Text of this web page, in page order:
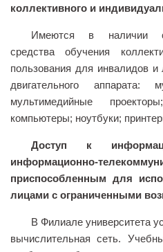
коллективного и
Имеются в наличии
средства обучения
пользования для инвалидов
двигательного аппарата:
мультимедийные
компьютеры; ноутбуки;
Доступ к
информационно-
приспособленным для
лицами с ограниченными
В Филиале университета
вычислительная сеть.